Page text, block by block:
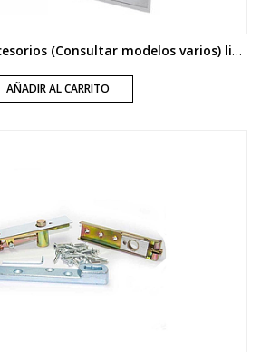
Art.1196/5334 Sin accesorios (Consultar modelos varios) linea PHS
AÑADIR AL CARRITO